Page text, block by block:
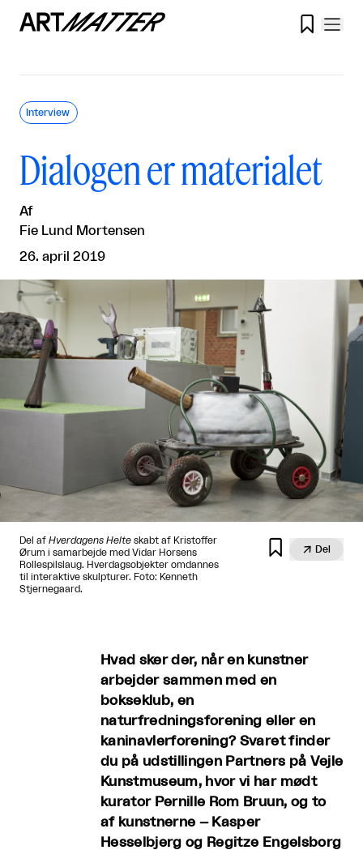

Dialogen er materialet
Af
Fie Lund Mortensen
26. april 2019
Interview
Del af Hverdagens Helte skabt af Kristoffer
Ørum i samarbejde med Vidar Horsens
Rollespilslaug. Hverdagsobjekter omdannes
til interaktive skulpturer. Foto: Kenneth
Stjernegaard.
  Del
Hvad sker der, når en kunstner
arbejder sammen med en
bokseklub, en
naturfredningsforening eller en
kaninavlerforening? Svaret finder
du på udstillingen Partners på Vejle
Kunstmuseum, hvor vi har mødt
kurator Pernille Rom Bruun, og to
af kunstnerne – Kasper
Hesselbjerg og Regitze Engelsborg